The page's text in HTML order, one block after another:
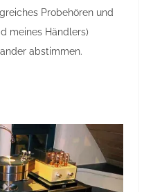
Probehören und
meines Händlers)
abstimmen.